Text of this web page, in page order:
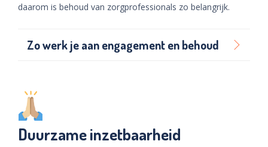
daarom is behoud van zorgprofessionals zo belangrijk.
Zo werk je aan engagement en behoud
Duurzame inzetbaarheid